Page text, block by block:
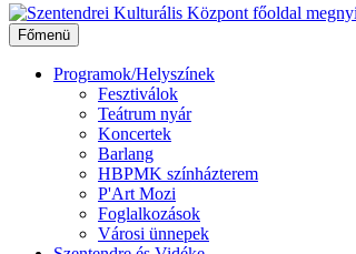
Ugrás
a
tartalomhoz
Főmenü
Programok/Helyszínek
Fesztiválok
Teátrum nyár
Koncertek
Barlang
HBPMK színházterem
P'Art Mozi
Foglalkozások
Városi ünnepek